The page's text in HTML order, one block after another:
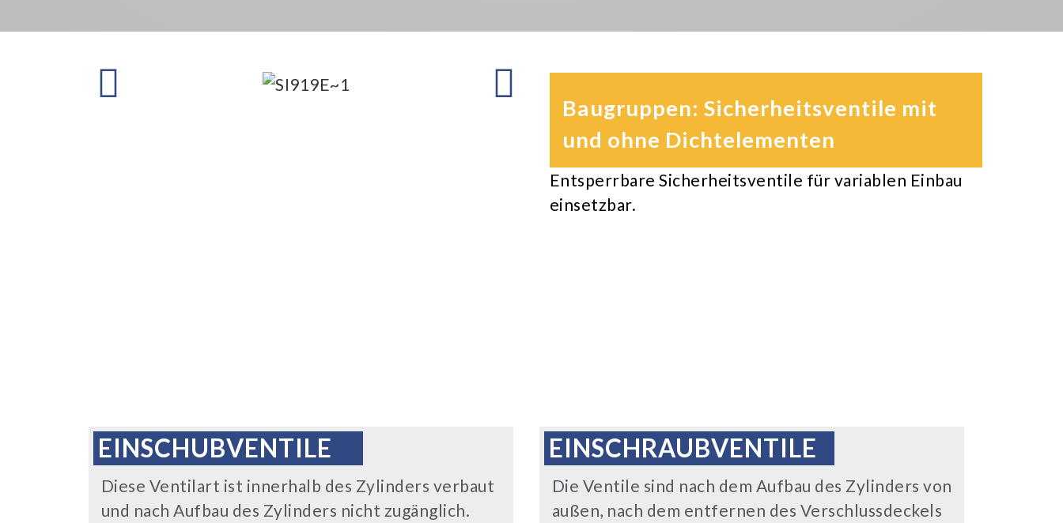
Baugruppen: Sicherheitsventile mit
und ohne Dichtelementen
Entsperrbare Sicherheitsventile für variablen Einbau
einsetzbar.
EINSCHUBVENTILE
Diese Ventilart ist innerhalb des Zylinders verbaut
und nach Aufbau des Zylinders nicht zugänglich.
EINSCHRAUBVENTILE
Die Ventile sind nach dem Aufbau des Zylinders von
außen, nach dem entfernen des Verschlussdeckels